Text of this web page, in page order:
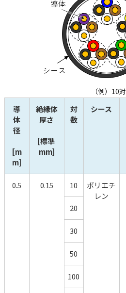
（例）10対
導
体
径
[m
m]
絶縁体
厚さ
[標準
mm]
対
数
シース
0.5 0.15 10
ポリエチ
レン
20
30
50
100